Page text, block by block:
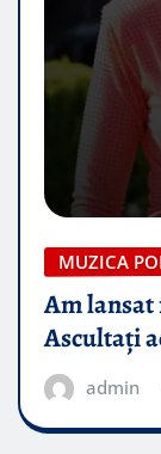
MUZICA
Am lansat
Ascultați
admin